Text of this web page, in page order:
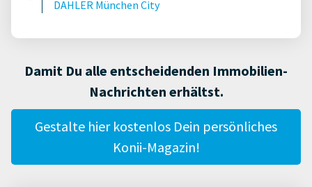
DAHLER München City
Damit Du alle entscheidenden Immobilien-
Nachrichten erhältst.
Gestalte hier kostenlos Dein persönliches
Konii-Magazin!